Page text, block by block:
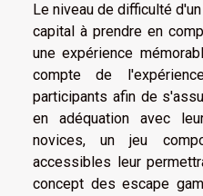
Le niveau de difficulté
capital à prendre en
une expérience
compte de
participants afin de
en adéquation avec
novices, un jeu
accessibles leur
concept des escape